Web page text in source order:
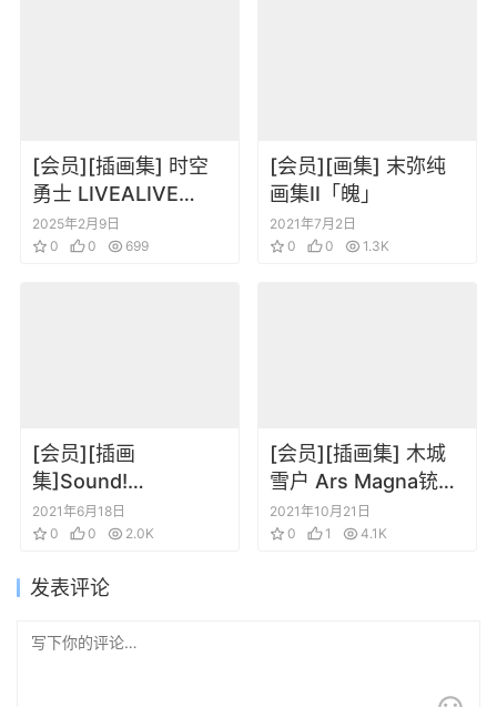
[会员][插画集] 时空
勇士 LIVEALIVE
ORIGINAL＋HD-2D
Illustrations
2025年2月9日
0
0 699
[会员][画集] 末弥纯
画集II「魄」
2021年7月2日
0
0 1.3K
[会员][插画
集]Sound!
Euphonium 吹响吧！
上低音号 插画集
2021年6月18日
0
0 2.0K
[会员][插画集] 木城
雪户 Ars Magna铳梦
画集
2021年10月21日
0
1 4.1K
发表评论